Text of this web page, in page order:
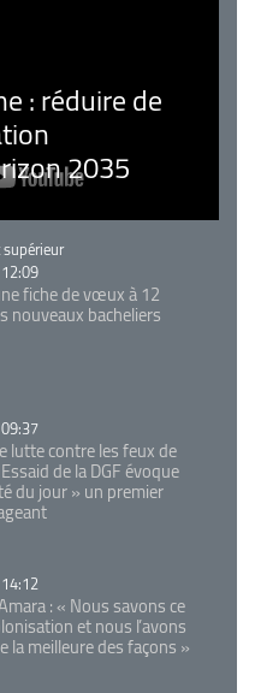
: réduire de
2035
fiche de vœux à 12
nouveaux bacheliers
lutte contre les feux de
de la DGF évoque
du jour » un premier
: « Nous savons ce
et nous l’avons
la meilleure des façons »